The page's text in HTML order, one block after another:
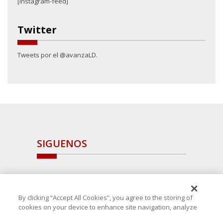
Twitter
Tweets por el @avanzaLD.
SIGUENOS
By clicking “Accept All Cookies”, you agree to the storing of
cookies on your device to enhance site navigation, analyze